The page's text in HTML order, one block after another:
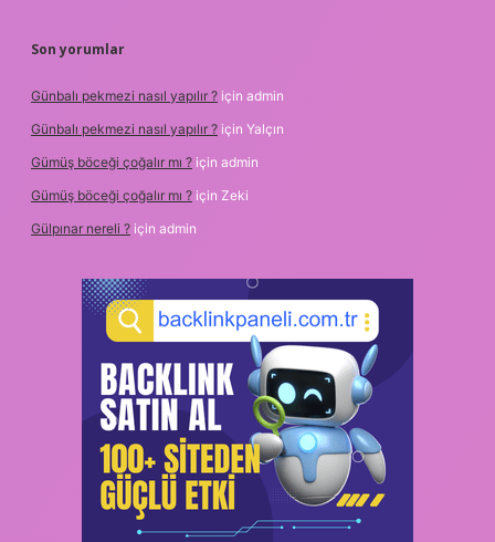
Son yorumlar
Günbalı pekmezi nasıl yapılır ? için admin
Günbalı pekmezi nasıl yapılır ? için Yalçın
Gümüş böceği çoğalır mı ? için admin
Gümüş böceği çoğalır mı ? için Zeki
Gülpınar nereli ? için admin